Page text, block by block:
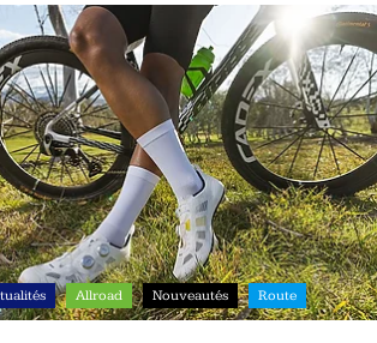
Allroad Nouveautés Route